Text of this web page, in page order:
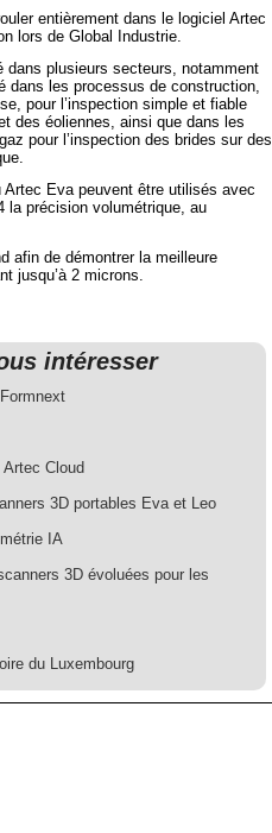
entièrement dans le logiciel Artec
lors de Global Industrie.
dans plusieurs secteurs, notamment
dans les processus de construction,
pour l’inspection simple et fiable
des éoliennes, ainsi que dans les
pour l’inspection des brides sur des
Eva peuvent être utilisés avec
la précision volumétrique, au
afin de démontrer la meilleure
jusqu’à 2 microns.
intéresser
Cloud
3D portables Eva et Leo
IA
3D évoluées pour les
du Luxembourg